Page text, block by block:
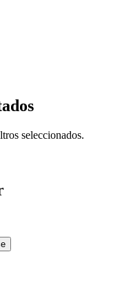
seleccionados.